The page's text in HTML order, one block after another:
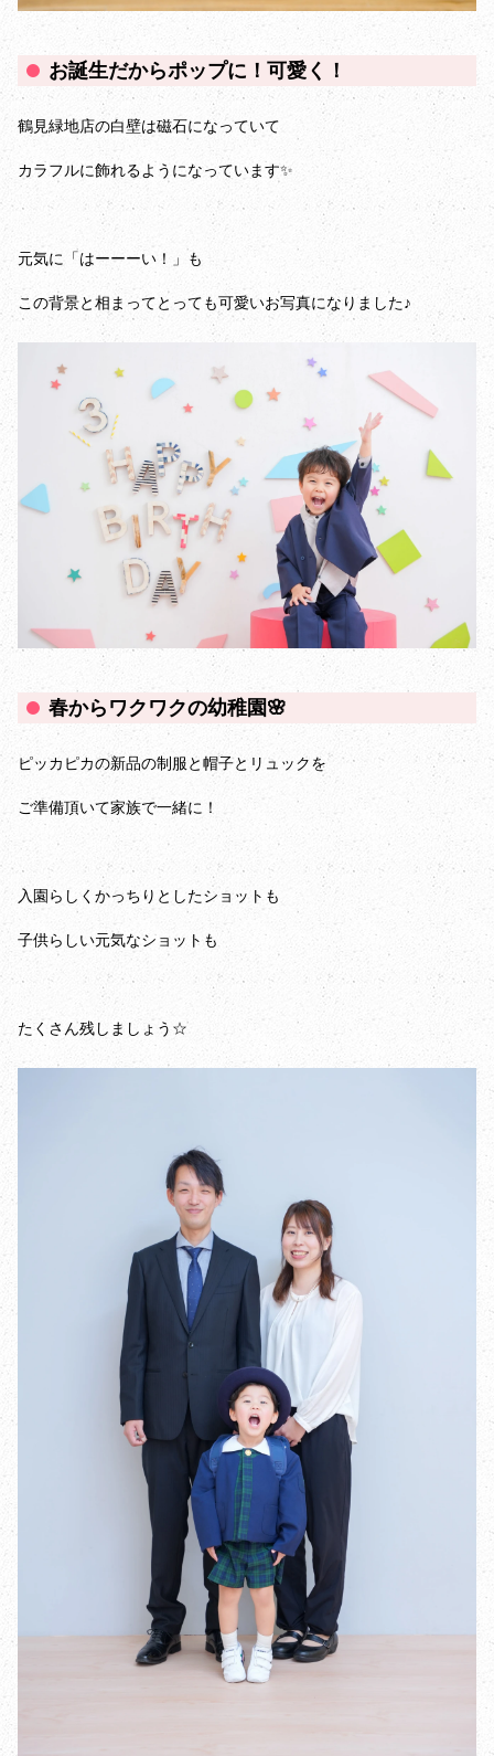
お誕生だからポップに！可愛く！
鶴見緑地店の白壁は磁石になっていて
カラフルに飾れるようになっています✨️
元気に「はーーーい！」も
この背景と相まってとっても可愛いお写真になりました♪
春からワクワクの幼稚園🌸
ピッカピカの新品の制服と帽子とリュックを
ご準備頂いて家族で一緒に！
入園らしくかっちりとしたショットも
子供らしい元気なショットも
たくさん残しましょう☆